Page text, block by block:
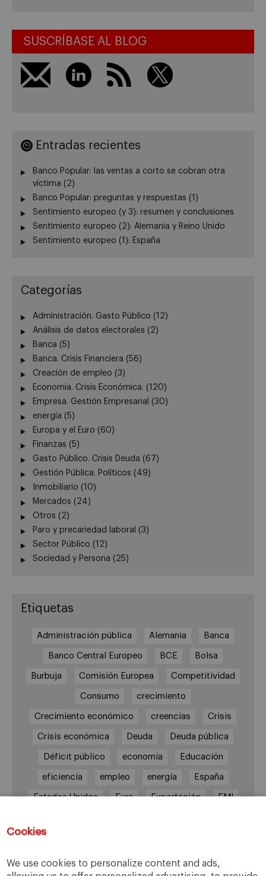
Cookies
We use cookies to personalize content and ads,
SUSCRÍBASE AL BLOG
Entradas recientes
Banco Popular: las ventas a corto se cobran otra
víctima (2)
Banco Popular: preguntas y respuestas (1)
Sentimiento europeo (y 3): resumen y conclusiones
Sentimiento europeo (2): Alemania y Reino Unido
Sentimiento europeo (1): España
Categorías
Administración. Gasto Público (12)
Análisis de datos electorales (2)
Banca (5)
Banca. Crisis Financiera (56)
Creación de empleo (3)
Economía. Crisis Económica. (120)
Empresa. Gestión Empresarial
(30)
energía (5)
Europa y el Euro (60)
Finanzas (5)
Gasto Público. Crisis Deuda (67)
Gestión Pública. Políticos (49)
Inmobiliario (10)
Mercados (24)
Otros (2)
Paro y precariedad laboral
(3)
Sector Público (12)
Sociedad y Persona (25)
Etiquetas
Administración pública Alemania Banca
Banco Central Europeo BCE Bolsa
Burbuja Comisión Europea Competitividad
Consumo crecimiento
Crecimiento económico creencias Crisis
Crisis económica Deuda Deuda pública
Déficit público economía Educación
eficiencia empleo energía España
Estados Unidos Euro Exportación FMI
Grecia
Italia Mercados paro PIB